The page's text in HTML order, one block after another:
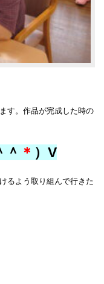
す。作品が完成した時の
＾ ＊ ）V
るよう取り組んで行きた